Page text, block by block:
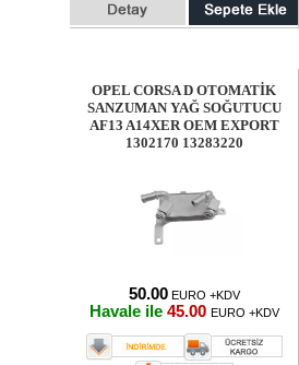
OPEL CORSA D OTOMATİK
SANZUMAN YAĞ SOĞUTUCU
AF13 A14XER OEM EXPORT
1302170 13283220
50.00 EURO +KDV
Havale ile 45.00 EURO +KDV